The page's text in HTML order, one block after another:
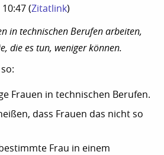
10:47 (Zitatlink)
in technischen Berufen arbeiten,
die es tun, weniger können.
Frauen in technischen Berufen.
dass Frauen das nicht so
Frau in einem